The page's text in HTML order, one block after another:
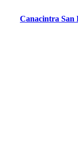
Canacintra San